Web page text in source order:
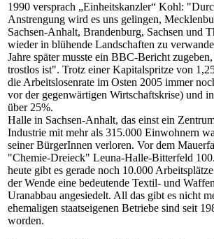
1990 versprach „Einheitskanzler“ Kohl:
Anstrengung wird es uns gelingen,
Sachsen-Anhalt, Brandenburg, Sachsen und
wieder in blühende Landschaften zu
Jahre später musste ein BBC-Bericht
trostlos ist". Trotz einer Kapitalspritze von
die Arbeitslosenrate im Osten 2005 immer
vor der gegenwärtigen Wirtschaftskrise) und
über 25%.
Halle in Sachsen-Anhalt, das einst ein
Industrie mit mehr als 315.000 Einwohnern
seiner BürgerInnen verloren. Vor dem
"Chemie-Dreieck" Leuna-Halle-Bitterfeld
heute gibt es gerade noch 10.000
der Wende eine bedeutende Textil- und
Uranabbau angesiedelt. All das gibt es nicht
ehemaligen staatseigenen Betriebe sind seit
worden.